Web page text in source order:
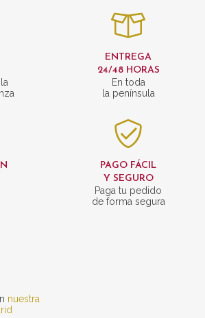
ENTREGA
24/48 HORAS
En toda
la península
PAGO FÁCIL
Y SEGURO
Paga tu pedido
de forma segura
nuestra